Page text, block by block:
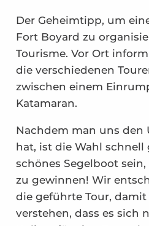
Der Geheimtipp, um
Fort Boyard zu
Tourisme. Vor Ort
die verschiedenen
zwischen einem
Katamaran.
Nachdem man uns den
hat, ist die Wahl schnell
schönes Segelboot
zu gewinnen! Wir
die geführte Tour, damit
verstehen, dass es sich